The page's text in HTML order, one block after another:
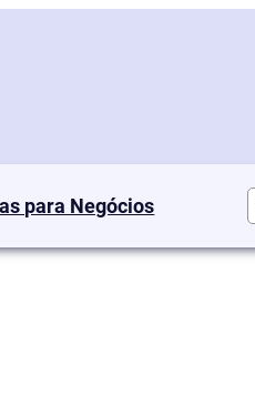
para Negócios